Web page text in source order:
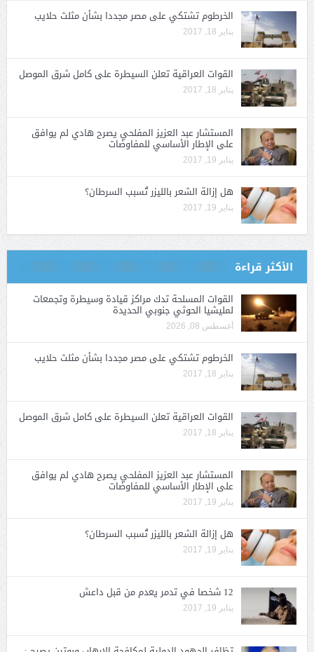
الخرطوم تشتكي على مصر مجددا بشأن مثلث حلايب
يناير 18, 2017
القوات العراقية تعلن السيطرة على كامل شرق الموصل
يناير 18, 2017
المستشار عبد العزيز المفلحي يصرح هادي لم يوافق
على الإطار الأساسي للمفاوضات
يناير 19, 2017
هل إزالة الشعر بالليزر تُسبب السرطان؟
يناير 19, 2017
الأكثر قراءة
القوات المسلحة تدك مراكز قيادة وسيطرة وتجمعات
لمليشيا الحوثي جنوبي الحديدة
أغسطس 08, 2026
الخرطوم تشتكي على مصر مجددا بشأن مثلث حلايب
يناير 18, 2017
القوات العراقية تعلن السيطرة على كامل شرق الموصل
يناير 18, 2017
المستشار عبد العزيز المفلحي يصرح هادي لم يوافق
على الإطار الأساسي للمفاوضات
يناير 19, 2017
هل إزالة الشعر بالليزر تُسبب السرطان؟
يناير 19, 2017
12 شخصا في تدمر يعدم من قبل داعش
يناير 19, 2017